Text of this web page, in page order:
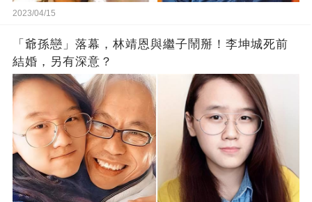
2023/04/15
「爺孫戀」落幕，林靖恩與繼子鬧掰！李坤城死前
結婚，另有深意？